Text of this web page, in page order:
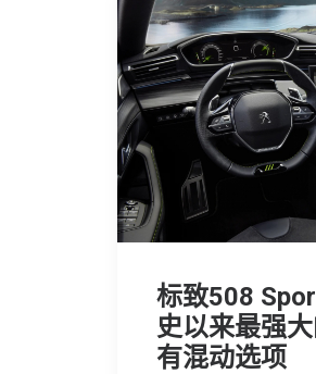
标致508
史以来最强
有混动选项